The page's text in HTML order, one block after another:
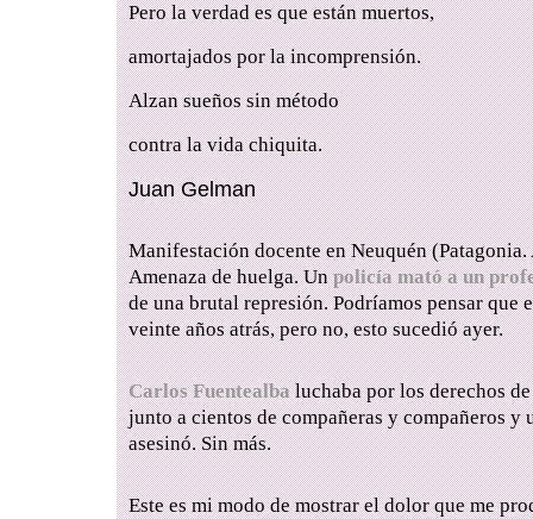
Pero la verdad es que están muertos,
amortajados por la incomprensión.
Alzan sueños sin método
contra la vida chiquita.
Juan Gelman
Manifestación docente en Neuquén
Amenaza de huelga. Unpolicía mató a un
de una brutal represión. Podríamos pensar que
veinte años atrás, pero no, esto sucedió ayer.
Carlos Fuentealbaluchaba por los derechos
junto a cientos de compañeras y compañeros y
asesinó. Sin más.
Este es mi modo de mostrar el dolor que me